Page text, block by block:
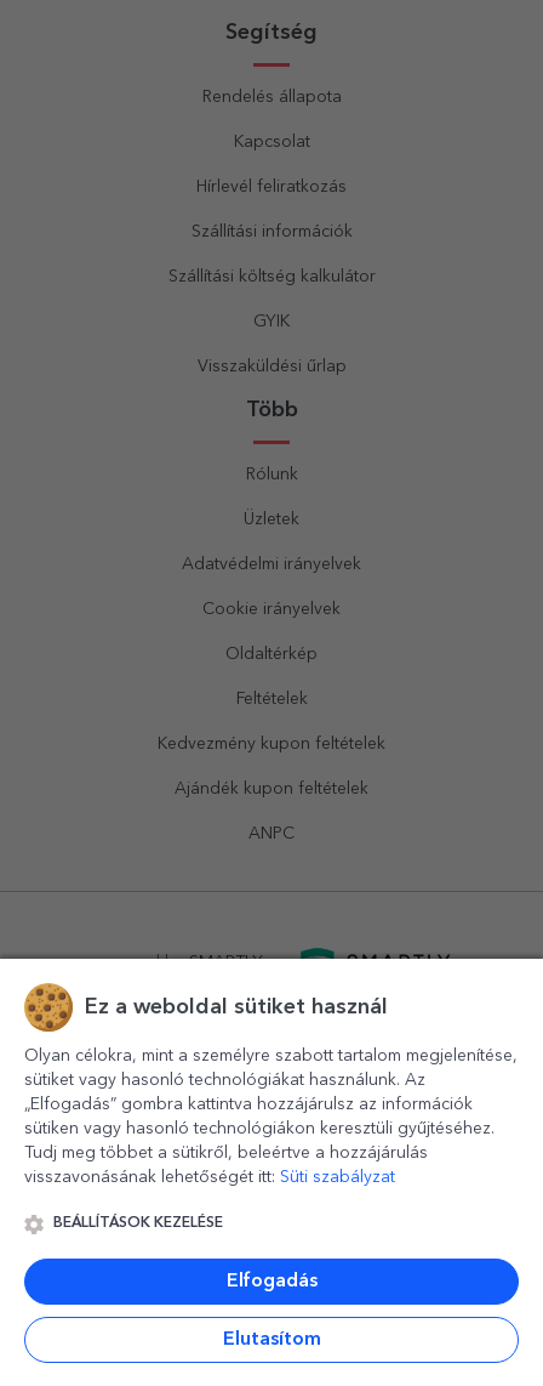
Gyors fizetés ezen keresztül
Segítség
Rendelés állapota
Kapcsolat
Hírlevél feliratkozás
Szállítási információk
Szállítási költség kalkulátor
GYIK
Visszaküldési űrlap
Több
Rólunk
Üzletek
Adatvédelmi irányelvek
Cookie irányelvek
Oldaltérkép
Feltételek
Kedvezmény kupon feltételek
Ajándék kupon feltételek
ANPC
powered bySMARTLY.ro
© 2016-2026 StarGift
contact@stargift.hu
www.stargift.hu
Ez a weboldal sütiket használ
Olyan célokra, mint a személyre szabott tartalom megjelenítése,
sütiket vagy hasonló technológiákat használunk. Az
„Elfogadás” gombra kattintva hozzájárulsz az információk
sütiken vagy hasonló technológiákon keresztüli gyűjtéséhez.
Tudj meg többet a sütikről, beleértve a hozzájárulás
visszavonásának lehetőségét itt: Süti szabályzat
BEÁLLÍTÁSOK KEZELÉSE
Elfogadás
Elutasítom